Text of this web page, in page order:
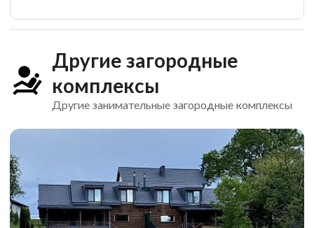
Другие загородные
комплексы
Другие занимательные загородные комплексы